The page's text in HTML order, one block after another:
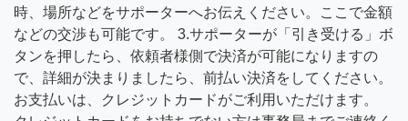
時、場所などをサポーターへお伝えください。ここで金額
などの交渉も可能です。 3.サポーターが「引き受ける」ボ
タンを押したら、依頼者様側で決済が可能になりますの
で、詳細が決まりましたら、前払い決済をしてください。
お支払いは、クレジットカードがご利用いただけます。